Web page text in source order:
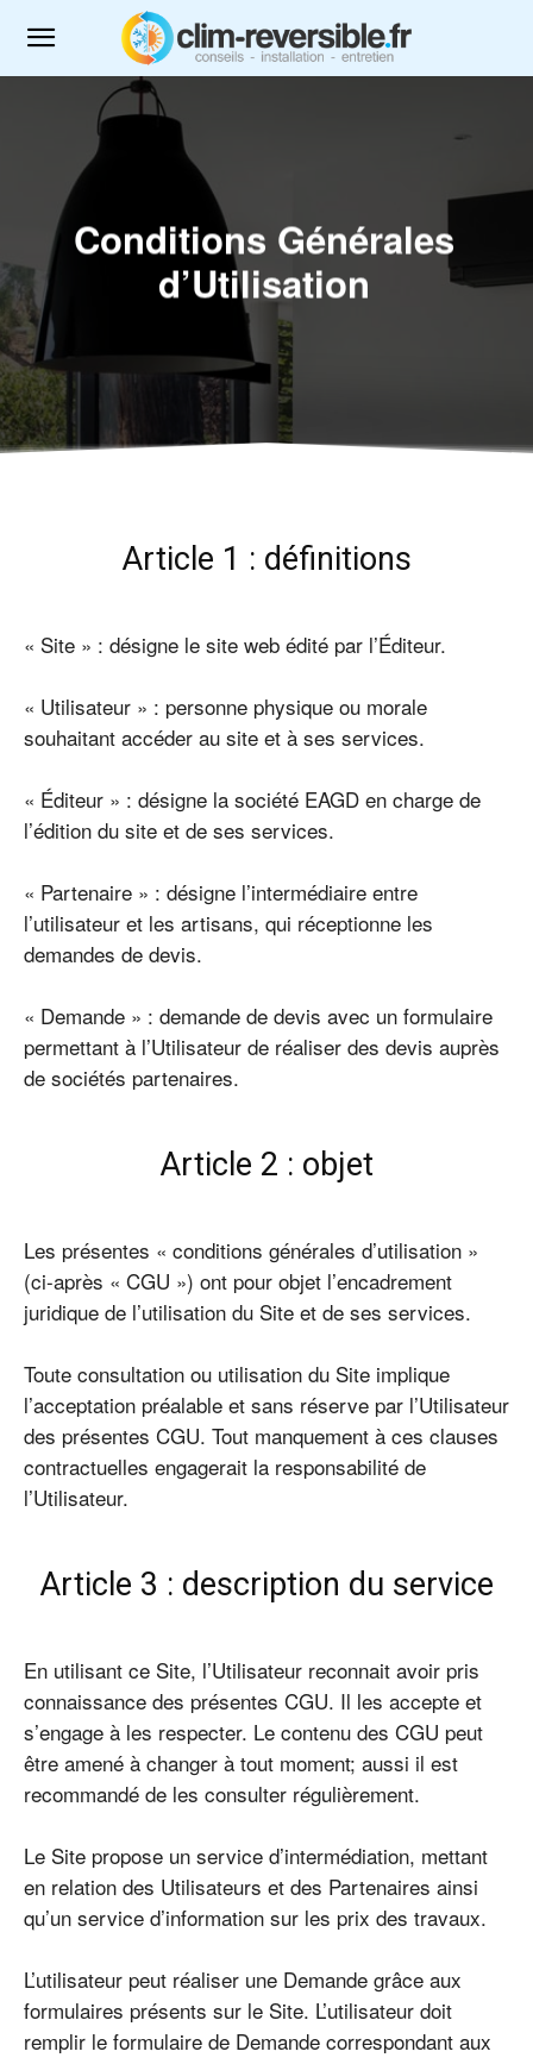
Conditions Générales
d’Utilisation
Article 1 : définitions
« Site » : désigne le site web édité par l’Éditeur.
« Utilisateur » : personne physique ou morale
souhaitant accéder au site et à ses services.
« Éditeur » : désigne la société EAGD en charge de
l’édition du site et de ses services.
« Partenaire » : désigne l’intermédiaire entre
l’utilisateur et les artisans, qui réceptionne les
demandes de devis.
« Demande » : demande de devis avec un formulaire
permettant à l’Utilisateur de réaliser des devis auprès
de sociétés partenaires.
Article 2 : objet
Les présentes « conditions générales d’utilisation »
(ci-après « CGU ») ont pour objet l’encadrement
juridique de l’utilisation du Site et de ses services.
Toute consultation ou utilisation du Site implique
l’acceptation préalable et sans réserve par l’Utilisateur
des présentes CGU. Tout manquement à ces clauses
contractuelles engagerait la responsabilité de
l’Utilisateur.
Article 3 : description du service
En utilisant ce Site, l’Utilisateur reconnait avoir pris
connaissance des présentes CGU. Il les accepte et
s’engage à les respecter. Le contenu des CGU peut
être amené à changer à tout moment; aussi il est
recommandé de les consulter régulièrement.
Le Site propose un service d’intermédiation, mettant
en relation des Utilisateurs et des Partenaires ainsi
qu’un service d’information sur les prix des travaux.
L’utilisateur peut réaliser une Demande grâce aux
formulaires présents sur le Site. L’utilisateur doit
remplir le formulaire de Demande correspondant aux